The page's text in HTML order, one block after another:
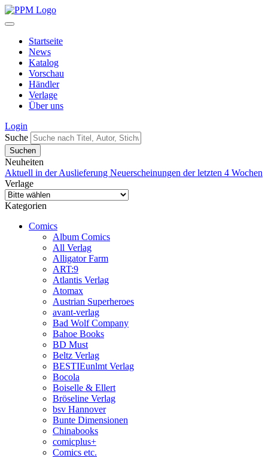
Startseite
News
Katalog
Vorschau
Händler
Verlage
Über uns
Login
Suche
Neuheiten
Aktuell in der Auslieferung Neuerscheinungen der letzten 4 Wochen
Verlage
Kategorien
Comics
Album Comics
All Verlag
Alligator Farm
ART:9
Atlantis Verlag
Atomax
Austrian Superheroes
avant-verlag
Bad Wolf Company
Bahoe Books
BD Must
Beltz Verlag
BESTIEunlmt Verlag
Bocola
Boiselle & Ellert
Bröseline Verlag
bsv Hannover
Bunte Dimensionen
Chinabooks
comicplus+
Comics etc.